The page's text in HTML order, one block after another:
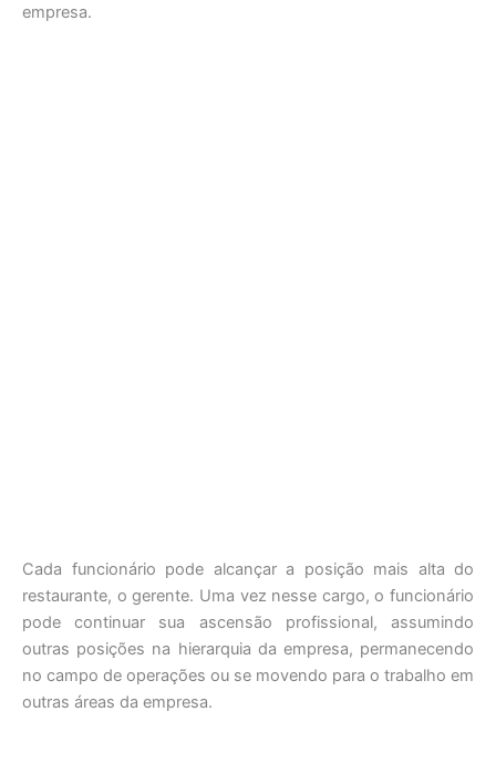
empresa.
Cada funcionário pode alcançar a posição mais alta do
restaurante, o gerente. Uma vez nesse cargo, o funcionário
pode continuar sua ascensão profissional, assumindo
outras posições na hierarquia da empresa, permanecendo
no campo de operações ou se movendo para o trabalho em
outras áreas da empresa.